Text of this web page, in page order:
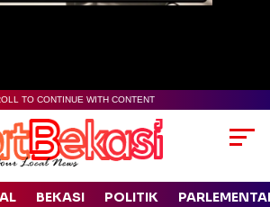
TO CONTINUE WITH CONTENT
BEKASI POLITIK